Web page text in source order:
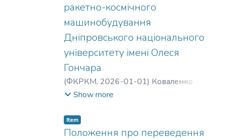
ракетно-космічного
машинобудування
Дніпровського національного
університету імені Олеся
Гончара
(ФКРКМ, 2026-01-01) Коваленко
Олександр Сергійович
Валерія Олександрівна
Станіславівна
Show more
Item
Положення про переведення